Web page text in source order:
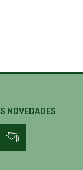
NOVEDADES